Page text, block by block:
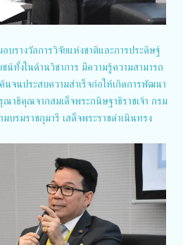
บรางวัลการวิจัยแห่งชาติและการประดิษฐ์
ทั้งในด้านวิชาการ มีความรู้ความสามารถ
จนประสบความสำเร็จก่อให้เกิดการพัฒนา
ณาธิคุณจากสมเด็จพระกนิษฐาธิราชเจ้า กรม
บรมราชกุมารี เสด็จพระราชดำเนินทรง